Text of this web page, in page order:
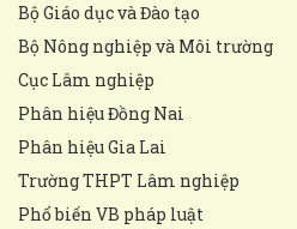
Bộ Giáo dục và Đào tạo
Bộ Nông nghiệp và Môi trường
Cục Lâm nghiệp
Phân hiệu Đồng Nai
Phân hiệu Gia Lai
Trường THPT Lâm nghiệp
Phổ biến VB pháp luật